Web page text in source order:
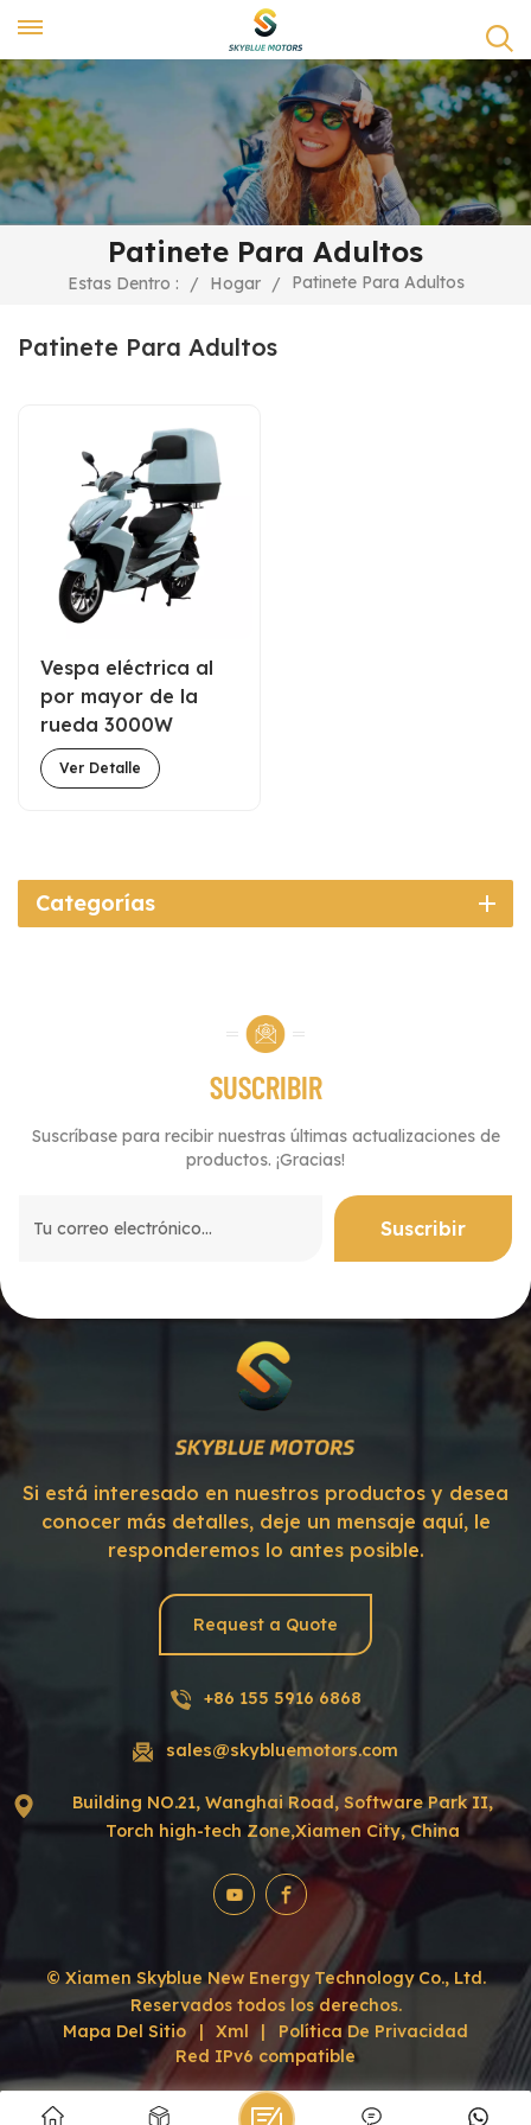
Patinete Para Adultos
Estas Dentro : / Hogar / Patinete Para Adultos
Patinete Para Adultos
Vespa eléctrica al
por mayor de la
rueda 3000W
72V55A de la gama
larga 2 para la
Ver Detalle
Categorías
SUSCRIBIR
Suscríbase para recibir nuestras últimas actualizaciones de
productos. ¡Gracias!
Si está interesado en nuestros productos y desea
conocer más detalles, deje un mensaje aquí, le
responderemos lo antes posible.
Request a Quote
+86 155 5916 6868
sales@skybluemotors.com
Building NO.21, Wanghai Road, Software Park II,
Torch high-tech Zone,Xiamen City, China
© Xiamen Skyblue New Energy Technology Co., Ltd.
Reservados todos los derechos.
Mapa Del Sitio
| Xml |
Política De Privacidad
Red IPv6 compatible